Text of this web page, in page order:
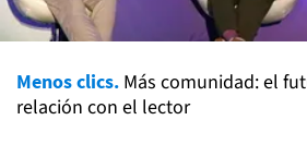
Menos clics. Más comunidad: el
relación con el lector